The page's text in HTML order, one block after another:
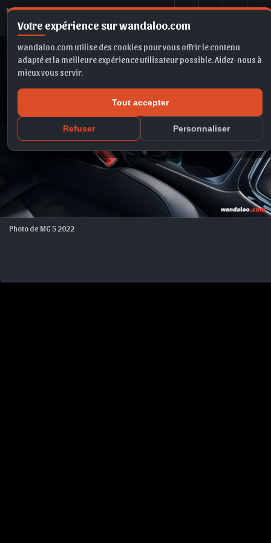
Votre expérience sur wandaloo.com
wandaloo.com utilise des cookies pour vous offrir le contenu
adapté et la meilleure expérience utilisateur possible. Aidez-nous à
mieux vous servir.
Tout accepter
Refuser Personnaliser
MG 5 2022
Photo de MG 5 2022